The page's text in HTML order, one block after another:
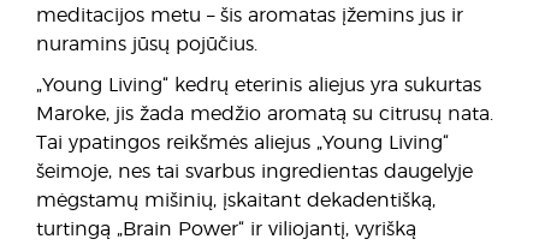
meditacijos metu – šis aromatas įžemins jus ir
nuramins jūsų pojūčius.
„Young Living“ kedrų eterinis aliejus yra sukurtas
Maroke, jis žada medžio aromatą su citrusų nata.
Tai ypatingos reikšmės aliejus „Young Living“
šeimoje, nes tai svarbus ingredientas daugelyje
mėgstamų mišinių, įskaitant dekadentišką,
turtingą „Brain Power“ ir viliojantį, vyrišką